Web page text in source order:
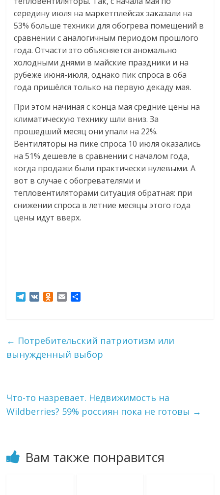
середину июля на маркетплейсах заказали на
53% больше техники для обогрева помещений в
сравнении с аналогичным периодом прошлого
года. Отчасти это объясняется аномально
холодными днями в майские праздники и на
рубеже июня-июля, однако пик спроса в оба
года пришёлся только на первую декаду мая.
При этом начиная с конца мая средние цены на
климатическую технику шли вниз. За
прошедший месяц они упали на 22%.
Вентиляторы на пике спроса 10 июля оказались
на 51% дешевле в сравнении с началом года,
когда продажи были практически нулевыми. А
вот в случае с обогревателями и
тепловентиляторами ситуация обратная: при
снижении спроса в летние месяцы этого года
цены идут вверх.
T
r
a
V
O
l
a
i
k
i
E
в
и
← Потребительский патриотизм или
вынужденный выбор
Что-то назревает. Недвижимость на
Wildberries? 59% россиян пока не готовы →
Вам также понравится